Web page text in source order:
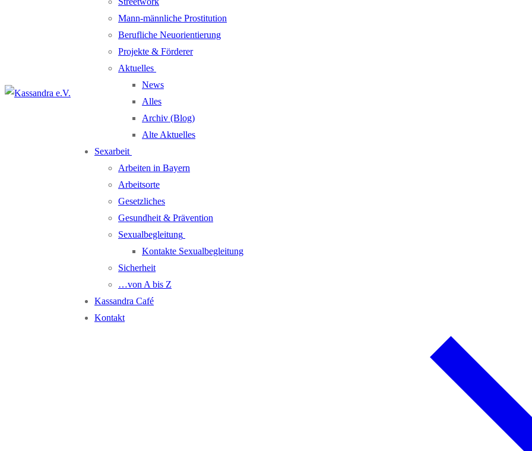
Mann-männliche Prostitution
Berufliche Neuorientierung
Projekte & Förderer
Aktuelles
News
Alles
Archiv (Blog)
Alte Aktuelles
Sexarbeit
Arbeiten in Bayern
Arbeitsorte
Gesetzliches
Gesundheit & Prävention
Sexualbegleitung
Kontakte Sexualbegleitung
Sicherheit
…von A bis Z
Kassandra Café
Kontakt